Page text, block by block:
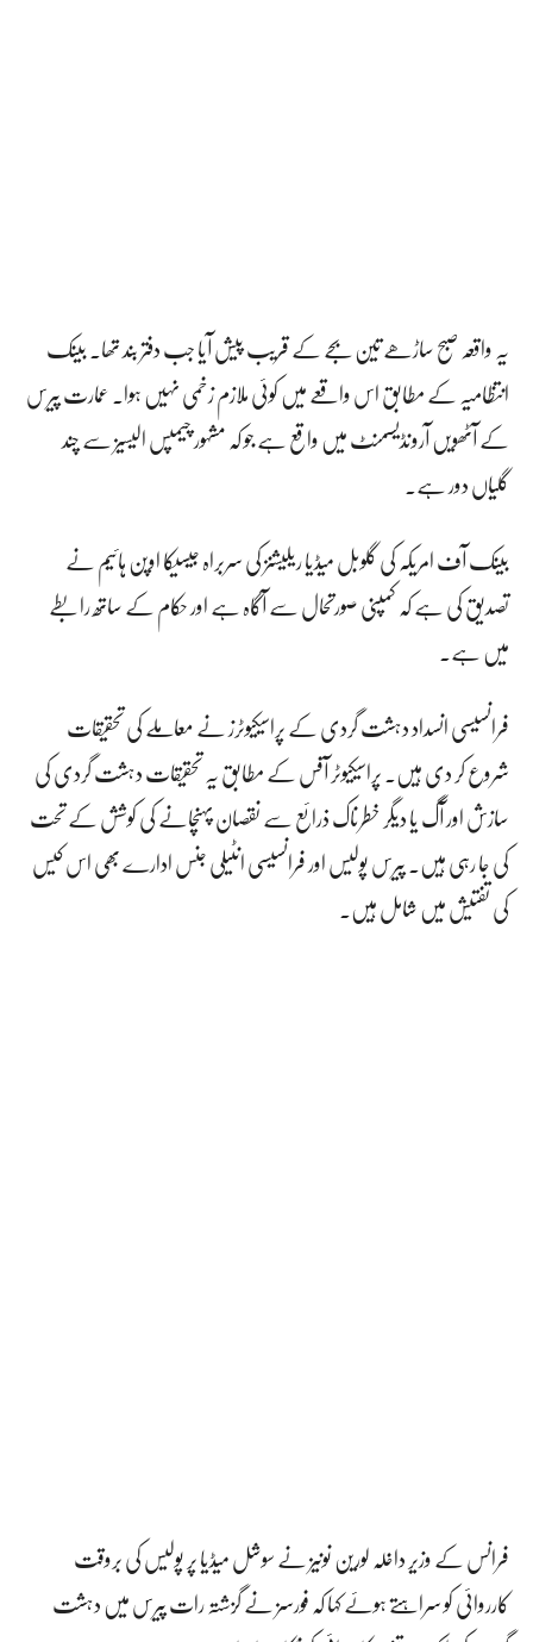
یہ واقعہ صبح ساڑھے تین بجے کے قریب پیش آیا جب دفتر بند تھا۔ بینک
انتظامیہ کے مطابق اس واقعے میں کوئی ملازم زخمی نہیں ہوا۔ عمارت پیرس
کے آٹھویں آرونڈیسمنٹ میں واقع ہے جو کہ مشہور چیمپس الیسیز سے چند
گلیاں دور ہے۔
بینک آف امریکہ کی گلوبل میڈیا ریلیشنز کی سربراہ جیسیکا اوپن ہائیم نے
تصدیق کی ہے کہ کمپنی صورتحال سے آگاہ ہے اور حکام کے ساتھ رابطے
میں ہے۔
فرانسیسی انسداد دہشت گردی کے پراسیکیوٹرز نے معاملے کی تحقیقات
شروع کر دی ہیں۔ پراسیکیوٹر آفس کے مطابق یہ تحقیقات دہشت گردی کی
سازش اور آگ یا دیگر خطرناک ذرائع سے نقصان پہنچانے کی کوشش کے تحت
کی جا رہی ہیں۔ پیرس پولیس اور فرانسیسی انٹیلی جنس ادارے بھی اس کیس
کی تفتیش میں شامل ہیں۔
فرانس کے وزیر داخلہ لورین نونیز نے سوشل میڈیا پر پولیس کی بروقت
کارروائی کو سراہتے ہوئے کہا کہ فورسز نے گزشتہ رات پیرس میں دہشت